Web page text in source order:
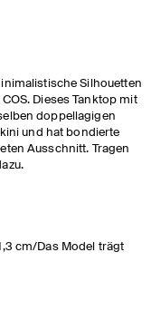
Silhouetten
Dieses Tanktop mit
doppellagigen
und hat bondierte
Ausschnitt. Tragen
cm/Das Model trägt